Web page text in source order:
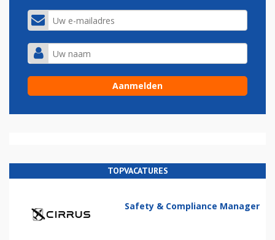
TOPVACATURES
Safety & Compliance Manager